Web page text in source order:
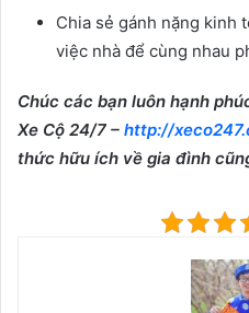
Chia sẻ gánh nặng kinh
việc nhà để cùng nhau
Chúc các bạn luôn hạnh
Xe Cộ 24/7 – http://
thức hữu ích về gia đình